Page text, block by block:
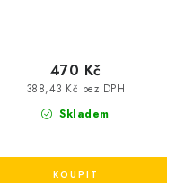
Skladem
388,43 Kč bez DPH
470 Kč